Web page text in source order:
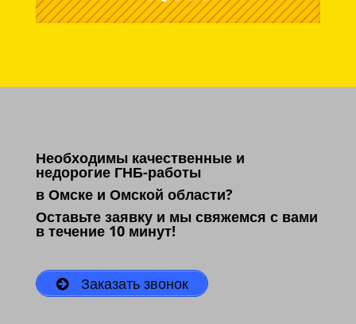
Необходимы качественные и
недорогие ГНБ-работы
в Омске и Омской области?
Оставьте заявку и мы свяжемся с вами
в течение 10 минут!
Заказать звонок